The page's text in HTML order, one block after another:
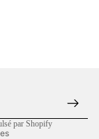
par Shopify